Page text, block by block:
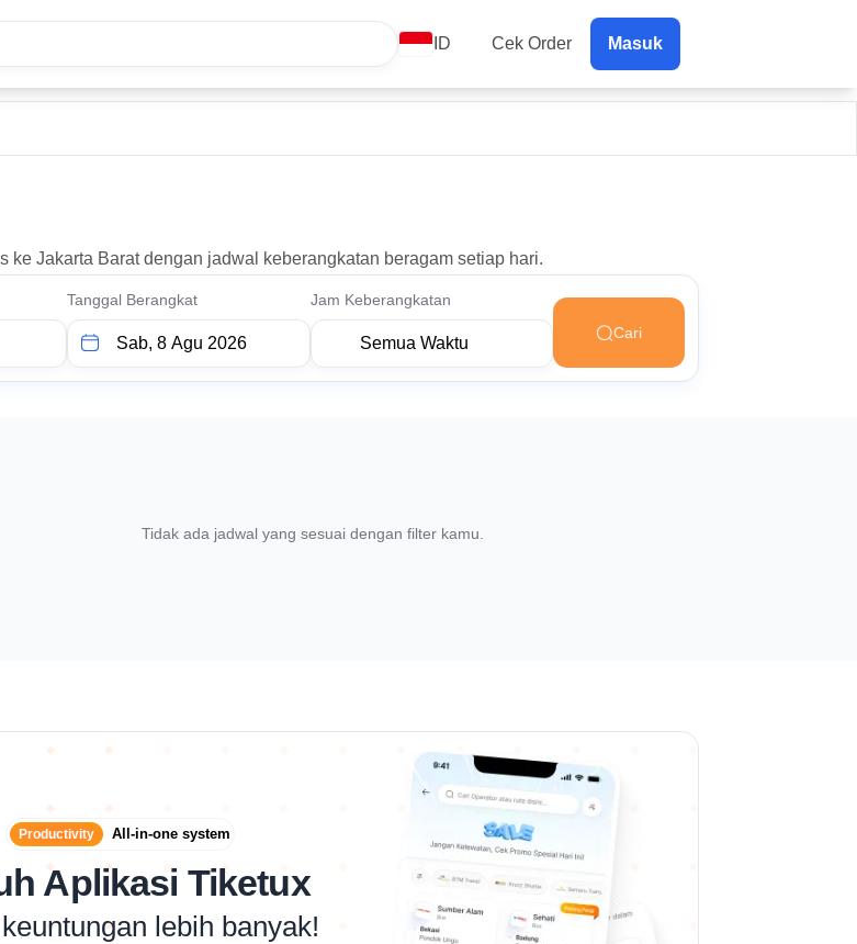
ID Cek Order Masuk
Jakarta Barat dengan jadwal keberangkatan beragam setiap hari.
Tanggal Berangkat
Jam Keberangkatan
Cari
Tidak ada jadwal yang sesuai dengan filter kamu.
Productivity All-in-one system
Aplikasi Tiketux
lebih banyak!